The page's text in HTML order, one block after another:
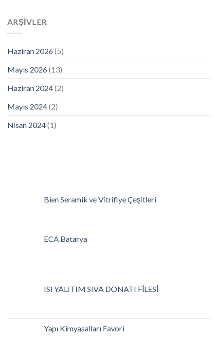
ARŞIVLER
Haziran 2026(5)
Mayıs 2026(13)
Haziran 2024(2)
Mayıs 2024(2)
Nisan 2024(1)
Bien Seramik ve Vitrifiye Çeşitleri
ECA Batarya
ISI YALITIM SIVA DONATI FİLESİ
Yapı Kimyasalları Favori